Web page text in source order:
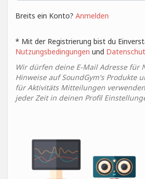
Breits ein Konto? Anmelden
* Mit der Registrierung bist du
Nutzungsbedingungen und
Wir dürfen deine E-Mail Adresse für
Hinweise auf SoundGym's Produkte
für Aktivitäts Mitteilungen
jeder Zeit in deinen Profil